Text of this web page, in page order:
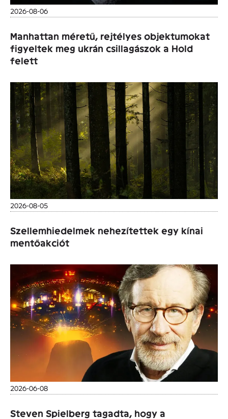
2026-08-06
Manhattan méretű, rejtélyes objektumokat
figyeltek meg ukrán csillagászok a Hold
felett
2026-08-05
Szellemhiedelmek nehezítettek egy kínai
mentőakciót
2026-06-08
Steven Spielberg tagadta, hogy a